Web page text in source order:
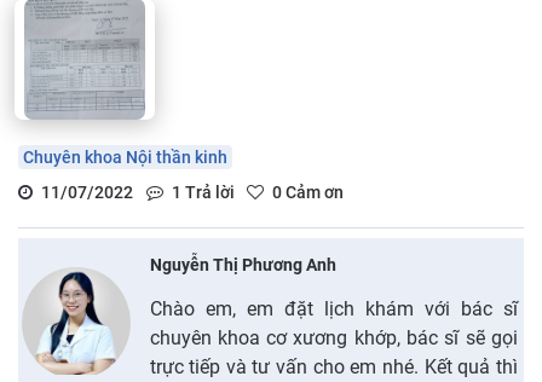
Chuyên khoa Nội thần kinh
11/07/2022
1 Trả lời 0Cảm ơn
Nguyễn Thị Phương Anh
Chào em, em đặt lịch khám với bác sĩ
chuyên khoa cơ xương khớp, bác sĩ sẽ gọi
trực tiếp và tư vấn cho em nhé. Kết quả thì